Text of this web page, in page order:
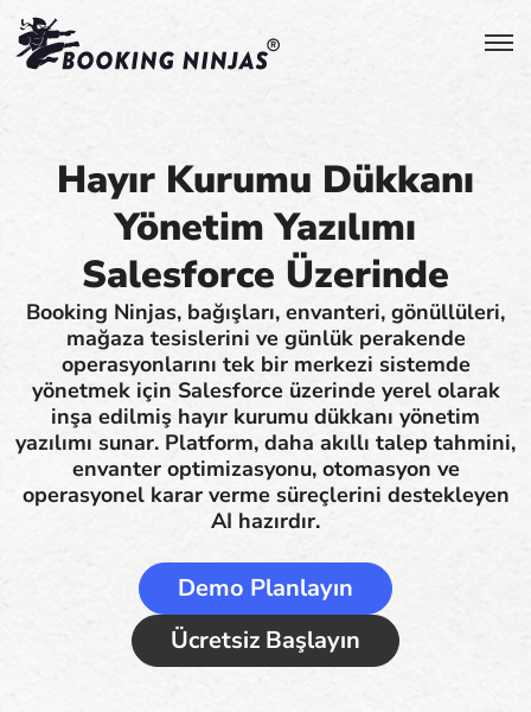
Hayır Kurumu Dükkanı
Yönetim Yazılımı
Salesforce Üzerinde
Booking Ninjas, bağışları, envanteri, gönüllüleri,
mağaza tesislerini ve günlük perakende
operasyonlarını tek bir merkezi sistemde
yönetmek için Salesforce üzerinde yerel olarak
inşa edilmiş hayır kurumu dükkanı yönetim
yazılımı sunar. Platform, daha akıllı talep tahmini,
envanter optimizasyonu, otomasyon ve
operasyonel karar verme süreçlerini destekleyen
AI hazırdır.
Demo Planlayın
Ücretsiz Başlayın